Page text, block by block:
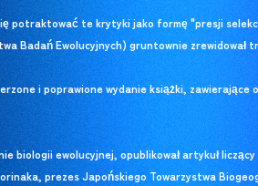
potraktować te krytyki jako formę "presji
Badań Ewolucyjnych) gruntownie zrewidował
i poprawione wydanie książki,
biologii ewolucyjnej, opublikował artykuł
prezes Japońskiego Towarzystwa